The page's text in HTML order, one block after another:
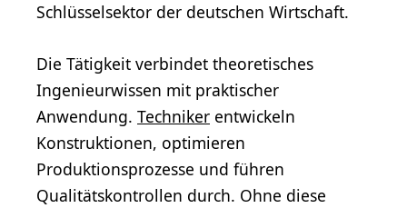
Schlüsselsektor der deutschen Wirtschaft.
Die Tätigkeit verbindet theoretisches
Ingenieurwissen mit praktischer
Anwendung. Techniker entwickeln
Konstruktionen, optimieren
Produktionsprozesse und führen
Qualitätskontrollen durch. Ohne diese